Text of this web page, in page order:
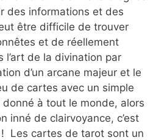
des informations et des
être difficile de trouver
et de réellement
l’art de la divination par
d’un arcane majeur et le
de cartes avec un simple
à tout le monde, alors
inné de clairvoyance, c’est
Les cartes de tarot sont un